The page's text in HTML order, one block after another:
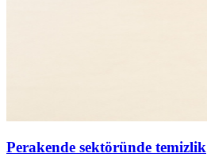
Perakende sektöründe temizlik